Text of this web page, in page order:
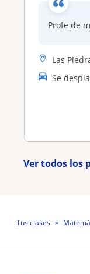
Profe de
Las
Se
Ver todos los
Tus clases